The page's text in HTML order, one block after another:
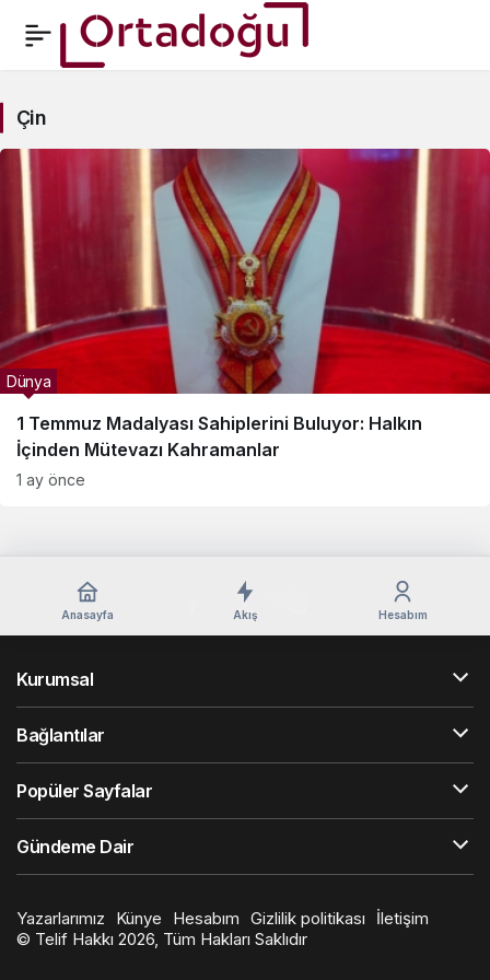
Çin
1 Temmuz Madalyası Sahiplerini Buluyor: Halkın
İçinden Mütevazı Kahramanlar
Dünya
1 ay önce
Anasayfa Akış Hesabım
Kurumsal
Bağlantılar
Popüler Sayfalar
Gündeme Dair
Yazarlarımız Künye Hesabım Gizlilik politikası
İletişim
© Telif Hakkı 2026, Tüm Hakları Saklıdır